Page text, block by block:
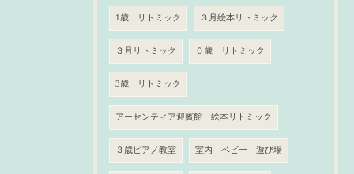
1歳 リトミック ３月絵本リトミック
３月リトミック ０歳 リトミック
3歳 リトミック
アーセンティア迎賓館 絵本リトミック
３歳ピアノ教室 室内 ベビー 遊び場